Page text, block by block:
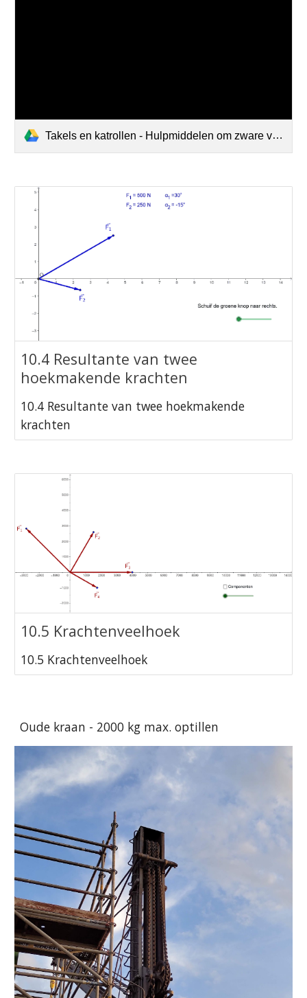
Takels en katrollen - Hulpmiddelen om zware voorwerpen gemakkelijk op te tillen (396p).mp4
10.4 Resultante van twee
hoekmakende krachten
10.4 Resultante van twee hoekmakende
krachten
10.5 Krachtenveelhoek
10.5 Krachtenveelhoek
Oude kraan - 2000 kg max. optillen